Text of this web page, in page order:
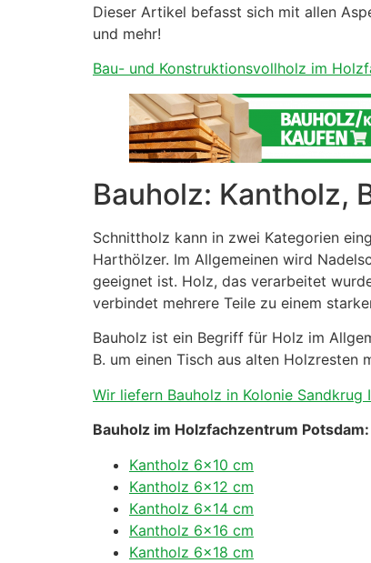
Dieser Artikel befasst sich mit allen
und mehr!
Bau- und Konstruktionsvollholz im
Bauholz: Kantholz,
Schnittholz kann in zwei Kategorien
Harthölzer. Im Allgemeinen wird
geeignet ist. Holz, das verarbeitet
verbindet mehrere Teile zu einem
Bauholz ist ein Begriff für Holz im
B. um einen Tisch aus alten Holzresten
Wir liefern Bauholz in Kolonie Sandkrug
Bauholz im Holzfachzentrum Potsdam:
Kantholz 6×10 cm
Kantholz 6×12 cm
Kantholz 6×14 cm
Kantholz 6×16 cm
Kantholz 6×18 cm